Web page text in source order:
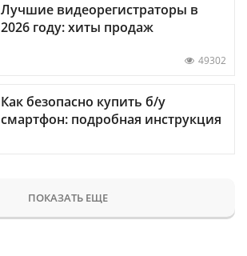
Лучшие видеорегистраторы в
2026 году: хиты продаж
49302
Как безопасно купить б/у
смартфон: подробная инструкция
ПОКАЗАТЬ ЕЩЕ